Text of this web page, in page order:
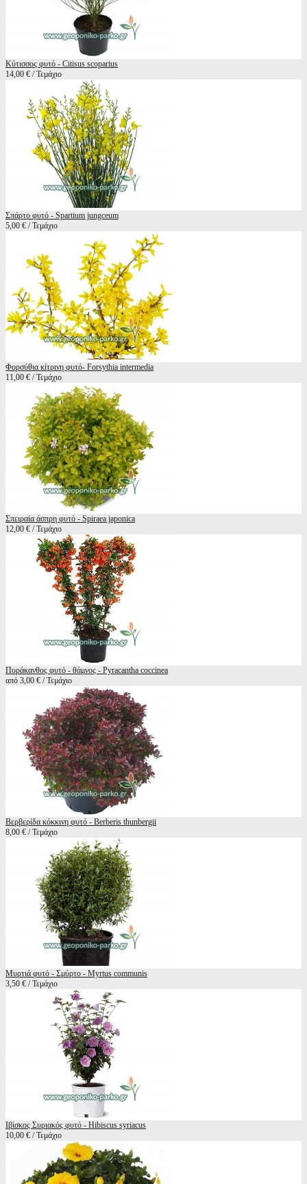
Κύτισσος φυτό - Citisus scoparius
14,00 € / Τεμάχιο
Σπάρτο φυτό - Spartium jungceum
5,00 € / Τεμάχιο
Φορσύθια κίτρινη φυτό- Forsythia intermedia
11,00 € / Τεμάχιο
Σπειραία άσπρη φυτό - Spiraea japonica
12,00 € / Τεμάχιο
Πυράκανθος φυτό - θάμνος - Pyracantha coccinea
από 3,00 € / Τεμάχιο
Βερβερίδα κόκκινη φυτό - Berberis thunbergii
8,00 € / Τεμάχιο
Μυρτιά φυτό - Σμύρτο - Myrtus communis
3,50 € / Τεμάχιο
Ιβίσκος Συριακός φυτό - Hibiscus syriacus
10,00 € / Τεμάχιο